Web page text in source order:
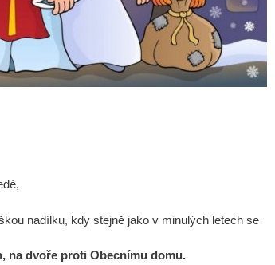
nadílku, kdy stejně jako v minulých letech se
na dvoře proti Obecnímu domu.